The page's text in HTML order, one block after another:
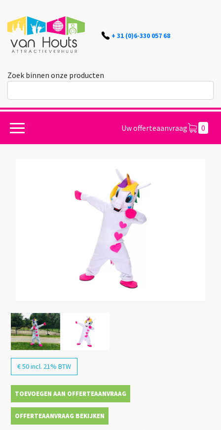
+ 31 (0)6-330 057 68
Zoek binnen onze producten
Uw offerteaanvraag 0
€ 50 incl. 21% BTW
TOEVOEGEN AAN OFFERTEAANVRAAG
OFFERTEAANVRAAG BEKIJKEN